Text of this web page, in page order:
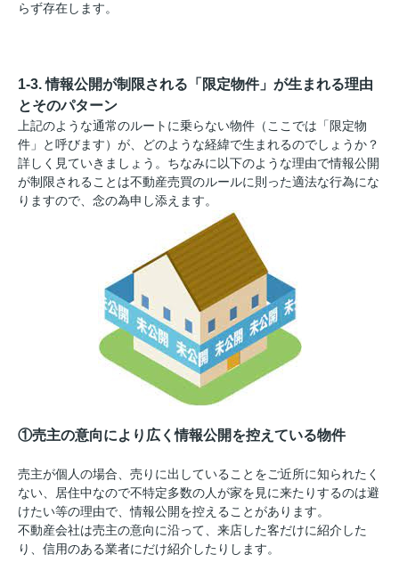
らず存在します。
1-3. 情報公開が制限される「限定物件」が生まれる理由
とそのパターン
上記のような通常のルートに乗らない物件（ここでは「限定物
件」と呼びます）が、どのような経緯で生まれるのでしょうか？
詳しく見ていきましょう。ちなみに以下のような理由で情報公開
が制限されることは不動産売買のルールに則った適法な行為にな
りますので、念の為申し添えます。
①売主の意向により広く情報公開を控えている物件
売主が個人の場合、売りに出していることをご近所に知られたく
ない、居住中なので不特定多数の人が家を見に来たりするのは避
けたい等の理由で、情報公開を控えることがあります。
不動産会社は売主の意向に沿って、来店した客だけに紹介した
り、信用のある業者にだけ紹介したりします。